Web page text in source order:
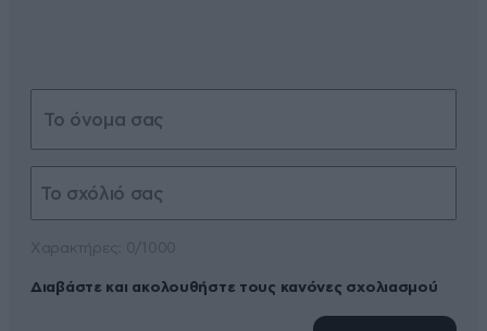
Διαβάστε και ακολουθήστε τους κανόνες σχολιασμού